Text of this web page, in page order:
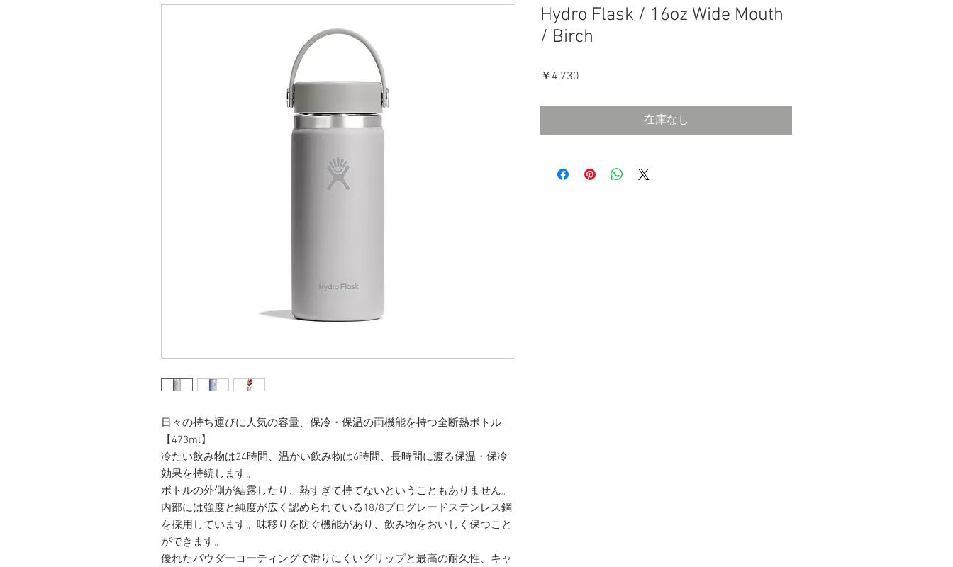
日々の持ち運びに人気の容量、保冷・保温の両機能を持つ全断熱ボトル
【473ml】
冷たい飲み物は24時間、温かい飲み物は6時間、長時間に渡る保温・保冷
効果を持続します。
ボトルの外側が結露したり、熱すぎて持てないということもありません。
内部には強度と純度が広く認められている18/8プログレードステンレス鋼
を採用しています。味移りを防ぐ機能があり、飲み物をおいしく保つこと
ができます。
優れたパウダーコーティングで滑りにくいグリップと最高の耐久性、キャ
Hydro Flask / 16oz Wide Mouth
/ Birch
￥4,730
在庫なし